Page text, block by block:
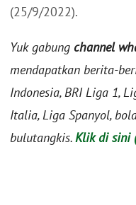
(25/9/2022).
Yuk gabung channel
mendapatkan berita-
Indonesia, BRI Liga 1,
Italia, Liga Spanyol,
bulutangkis.Klik di sini